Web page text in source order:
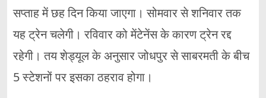
सप्ताह में छह दिन किया जाएगा। सोमवार से शनिवार तक
यह ट्रेन चलेगी। रविवार को मेंटेनेंस के कारण ट्रेन रद्द
रहेगी। तय शेड्यूल के अनुसार जोधपुर से साबरमती के बीच
5 स्टेशनों पर इसका ठहराव होगा।